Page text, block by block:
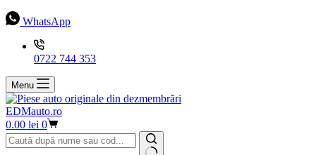
WhatsApp
0722 744 353
Menu
EDMauto.ro
Coș
de
cumpărături
0.00 lei 0